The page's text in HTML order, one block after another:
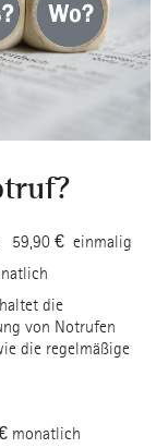
59,90 € einmalig
die
von Notrufen
die regelmäßige
monatlich